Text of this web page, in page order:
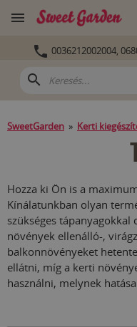

 0036212002004,
search
SweetGarden » Kerti
Hozza ki Ön is a
Kínálatunkban olyan
szükséges
növények ellenálló-,
balkonnövényeket
ellátni, míg a kerti
használni, melynek